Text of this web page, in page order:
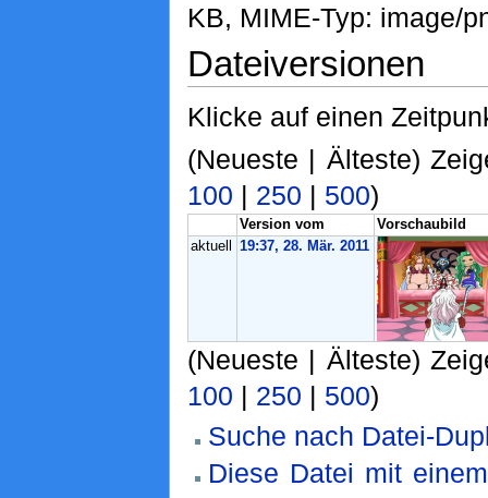
KB, MIME-Typ: image/
Dateiversionen
Klicke auf einen
(Neueste | Älteste)
100 | 250 | 500)
Version vom
Vorschaubild
aktuell
19:37, 28. Mär. 2011
(Neueste | Älteste)
100 | 250 | 500)
Suche nach Datei-
Diese Datei mit